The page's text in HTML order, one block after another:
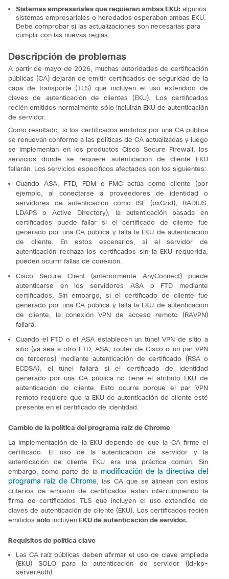
Sistemas empresariales que requieren ambas EKU: algunos
sistemas empresariales o heredados esperaban ambas EKU.
Debe comprobar si las actualizaciones son necesarias para
cumplir con las nuevas reglas.
Descripción de problemas
A partir de mayo de 2026, muchas autoridades de certificación
públicas (CA) dejarán de emitir certificados de seguridad de la
capa de transporte (TLS) que incluyen el uso extendido de
claves de autenticación de clientes (EKU). Los certificados
recién emitidos normalmente sólo incluirán EKU de autenticación
de servidor.
Como resultado, si los certificados emitidos por una CA pública
se renuevan conforme a las políticas de CA actualizadas y luego
se implementan en los productos Cisco Secure Firewall, los
servicios donde se requiere autenticación de cliente EKU
fallarán. Los servicios específicos afectados son los siguientes:
Cuando ASA, FTD, FDM o FMC actúa como cliente (por
ejemplo, al conectarse a proveedores de identidad o
servidores de autenticación como ISE (pxGrid), RADIUS,
LDAPS o Active Directory), la autenticación basada en
certificados puede fallar si el certificado de cliente fue
generado por una CA pública y falta la EKU de autenticación
de cliente. En estos escenarios, si el servidor de
autenticación rechaza los certificados sin la EKU requerida,
pueden ocurrir fallas de conexión.
Cisco Secure Client (anteriormente AnyConnect) puede
autenticarse en los servidores ASA o FTD mediante
certificados. Sin embargo, si el certificado de cliente fue
generado por una CA pública y falta la EKU de autenticación
de cliente, la conexión VPN de acceso remoto (RAVPN)
fallará.
Cuando el FTD o el ASA establecen un túnel VPN de sitio a
sitio (ya sea a otro FTD, ASA, router de Cisco o un par VPN
de terceros) mediante autenticación de certificado (RSA o
ECDSA), el túnel fallará si el certificado de identidad
generado por una CA pública no tiene el atributo EKU de
autenticación de cliente. Esto ocurre porque el par VPN
remoto requiere que la EKU de autenticación de cliente esté
presente en el certificado de identidad.
Cambio de la política del programa raíz de Chrome
La implementación de la EKU depende de que la CA firme el
certificado. El uso de la autenticación de servidor y la
autenticación de cliente EKU era una práctica común. Sin
embargo, como parte de la modificación de la directiva del
programa raíz de Chrome, las CA que se alinean con estos
criterios de emisión de certificados están interrumpiendo la
firma de certificados TLS que incluyen el uso extendido de
claves de autenticación de cliente (EKU). Los certificados recién
emitidos sólo incluyen EKU de autenticación de servidor.
Requisitos de política clave
Las CA raíz públicas deben afirmar el uso de clave ampliada
(EKU) SOLO para la autenticación de servidor (id-kp-
serverAuth)